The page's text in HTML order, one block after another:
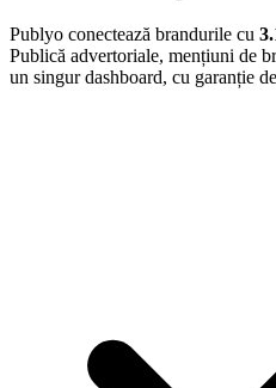
Publyo conectează brandurile cu
Publică advertoriale, mențiuni de
un singur dashboard, cu garanție